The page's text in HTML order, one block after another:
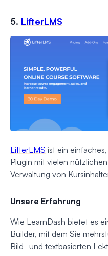
5. LifterLMS
LifterLMS ist ein
Plugin mit vielen
Verwaltung von
Unsere Erfahrung
Wie LearnDash bietet es
Builder, mit dem Sie
Bild- und textbasierten